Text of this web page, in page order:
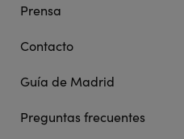
Prensa
Contacto
Guía de Madrid
Preguntas frecuentes